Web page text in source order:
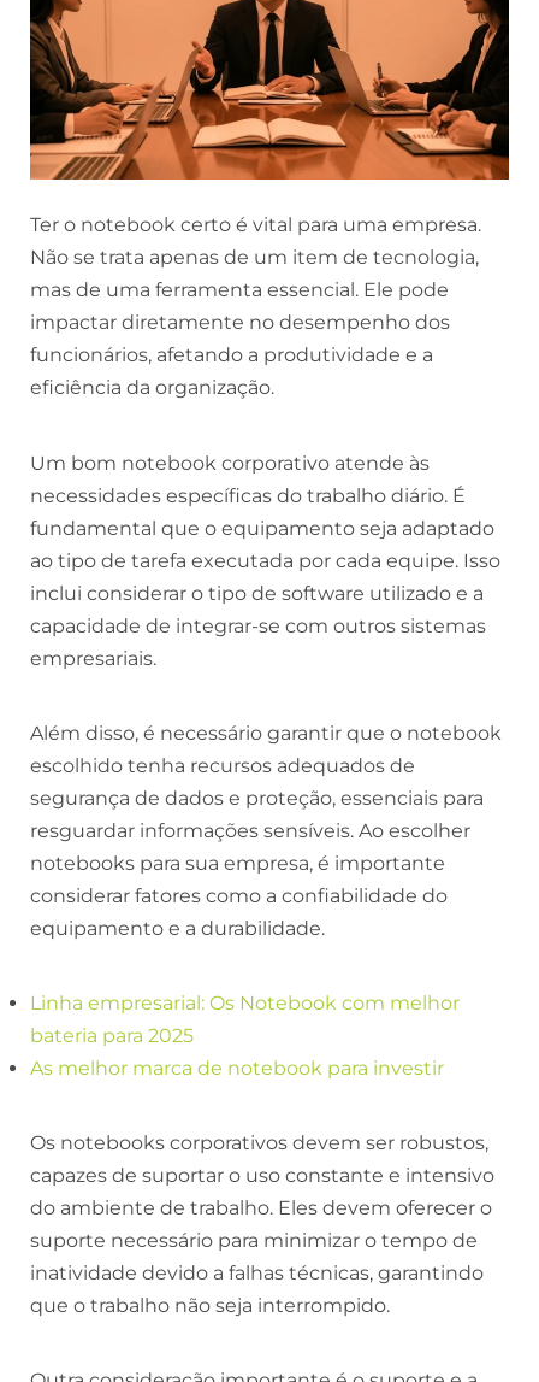
Ter o notebook certo é vital para uma empresa.
Não se trata apenas de um item de tecnologia,
mas de uma ferramenta essencial. Ele pode
impactar diretamente no desempenho dos
funcionários, afetando a produtividade e a
eficiência da organização.
Um bom notebook corporativo atende às
necessidades específicas do trabalho diário. É
fundamental que o equipamento seja adaptado
ao tipo de tarefa executada por cada equipe. Isso
inclui considerar o tipo de software utilizado e a
capacidade de integrar-se com outros sistemas
empresariais.
Além disso, é necessário garantir que o notebook
escolhido tenha recursos adequados de
segurança de dados e proteção, essenciais para
resguardar informações sensíveis. Ao escolher
notebooks para sua empresa, é importante
considerar fatores como a confiabilidade do
equipamento e a durabilidade.
Linha empresarial: Os Notebook com melhor
bateria para 2025
As melhor marca de notebook para investir
Os notebooks corporativos devem ser robustos,
capazes de suportar o uso constante e intensivo
do ambiente de trabalho. Eles devem oferecer o
suporte necessário para minimizar o tempo de
inatividade devido a falhas técnicas, garantindo
que o trabalho não seja interrompido.